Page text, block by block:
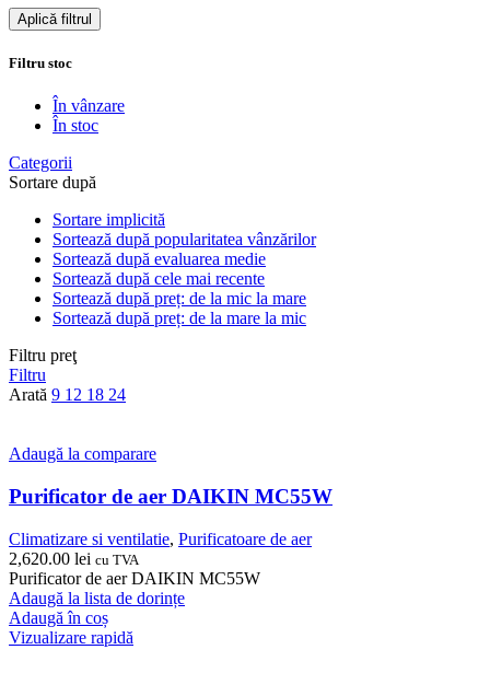
Aplică filtrul
Filtru stoc
În vânzare
În stoc
Categorii
Sortare după
Sortare implicită
Sortează după popularitatea vânzărilor
Sortează după evaluarea medie
Sortează după cele mai recente
Sortează după preț: de la mic la mare
Sortează după preț: de la mare la mic
Filtru preţ
Filtru
Arată 9 12 18 24
Adaugă la comparare
Purificator de aer DAIKIN MC55W
Climatizare si ventilatie, Purificatoare de aer
2,620.00 lei cu TVA
Purificator de aer DAIKIN MC55W
Adaugă la lista de dorințe
Adaugă în coș
Vizualizare rapidă